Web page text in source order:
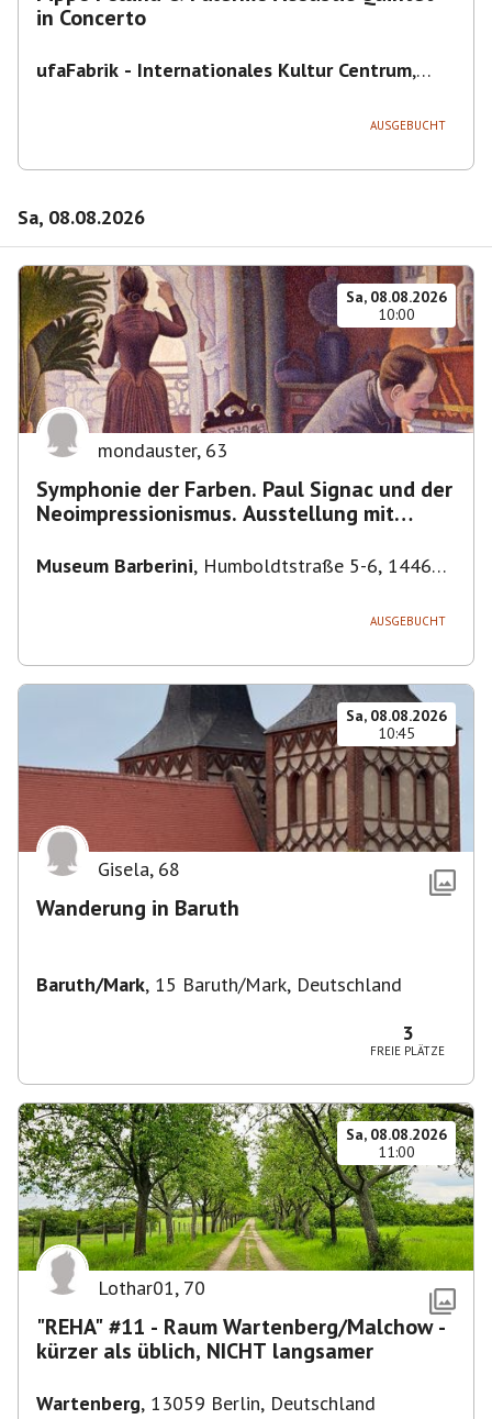
in Concerto
ufaFabrik - Internationales Kultur Centrum,
AUSGEBUCHT
Sa, 08.08.2026
Sa, 08.08.2026
10:00
mondauster, 63
Symphonie der Farben. Paul Signac und der
Neoimpressionismus. Ausstellung mit
Museum Barberini, Humboldtstraße 5-6, 14467
AUSGEBUCHT
Sa, 08.08.2026
10:45
Gisela, 68
Wanderung in Baruth
Baruth/Mark, 15 Baruth/Mark, Deutschland
3
FREIE PLÄTZE
Sa, 08.08.2026
11:00
Lothar01, 70
"REHA" #11 - Raum Wartenberg/Malchow -
kürzer als üblich, NICHT langsamer
Wartenberg, 13059 Berlin, Deutschland